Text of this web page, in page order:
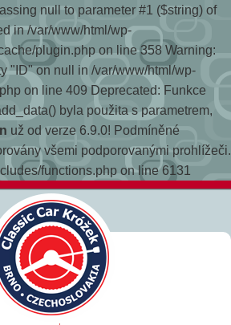
null to parameter #1 ($string) of
in /var/www/html/wp-
plugin.php on line 358 Warning:
"ID" on null in /var/www/html/wp-
on line 409 Deprecated: Funkce
byla použita s parametrem,
už od verze 6.9.0! Podmíněné
všemi podporovanými prohlížeči.
functions.php on line 6131